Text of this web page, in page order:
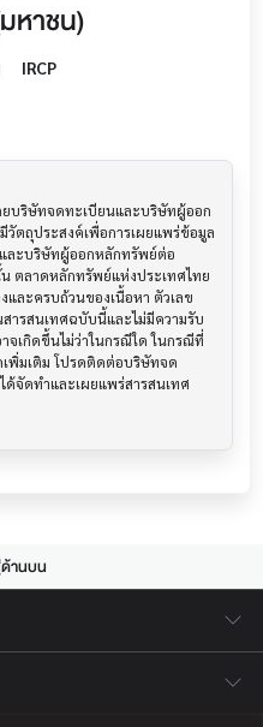
หาชน)
IRCP
บริษัทจดทะเบียนและบริษัทผู้ออก
ตถุประสงค์เพื่อการเผยแพร่ข้อมูล
ละบริษัทผู้ออกหลักทรัพย์ต่อ
ตลาดหลักทรัพย์แห่งประเทศไทย
ละครบถ้วนของเนื้อหา ตัวเลข
ารสนเทศฉบับนี้และไม่มีความรับ
จเกิดขึ้นไม่ว่าในกรณีใด ในกรณีที่
พิ่มเติม โปรดติดต่อบริษัทจด
จัดทำและเผยแพร่สารสนเทศ
านบน